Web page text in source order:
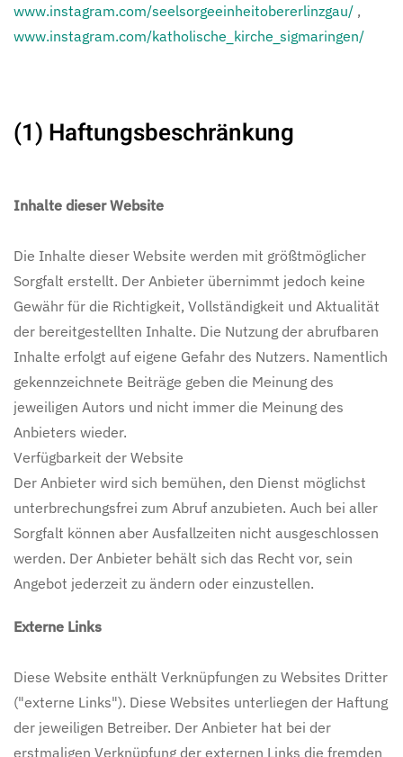
www.instagram.com/seelsorgeeinheitobererlinzgau/ ,
www.instagram.com/katholische_kirche_sigmaringen/
(1) Haftungsbeschränkung
Inhalte dieser Website
Die Inhalte dieser Website werden mit größtmöglicher
Sorgfalt erstellt. Der Anbieter übernimmt jedoch keine
Gewähr für die Richtigkeit, Vollständigkeit und Aktualität
der bereitgestellten Inhalte. Die Nutzung der abrufbaren
Inhalte erfolgt auf eigene Gefahr des Nutzers. Namentlich
gekennzeichnete Beiträge geben die Meinung des
jeweiligen Autors und nicht immer die Meinung des
Anbieters wieder.
Verfügbarkeit der Website
Der Anbieter wird sich bemühen, den Dienst möglichst
unterbrechungsfrei zum Abruf anzubieten. Auch bei aller
Sorgfalt können aber Ausfallzeiten nicht ausgeschlossen
werden. Der Anbieter behält sich das Recht vor, sein
Angebot jederzeit zu ändern oder einzustellen.
Externe Links
Diese Website enthält Verknüpfungen zu Websites Dritter
("externe Links"). Diese Websites unterliegen der Haftung
der jeweiligen Betreiber. Der Anbieter hat bei der
erstmaligen Verknüpfung der externen Links die fremden